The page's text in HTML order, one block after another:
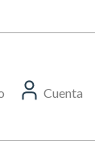
Cuenta